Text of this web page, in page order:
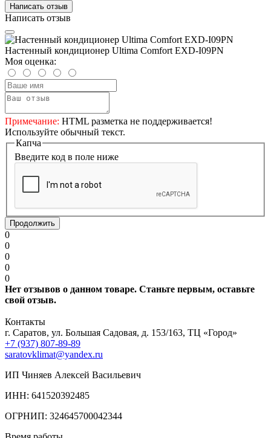
Написать отзыв
Написать отзыв
Настенный кондиционер Ultima Comfort EXD-I09PN
Моя оценка:
Примечание: HTML разметка не поддерживается!
Используйте обычный текст.
Капча
Введите код в поле ниже
Продолжить
0
0
0
0
0
Нет отзывов о данном товаре. Станьте первым, оставьте
свой отзыв.
Контакты
г. Саратов, ул. Большая Садовая, д. 153/163, ТЦ «Город»
+7 (937) 807-89-89
saratovklimat@yandex.ru
ИП Чиняев Алексей Васильевич
ИНН: 641520392485
ОГРНИП: 324645700042344